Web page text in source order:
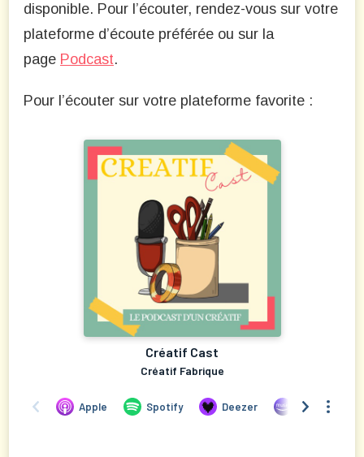
disponible. Pour l’écouter, rendez-vous sur votre
plateforme d’écoute préférée ou sur la
page Podcast.
Pour l’écouter sur votre plateforme favorite :